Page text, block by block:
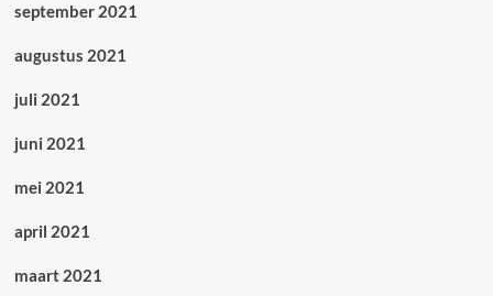
september 2021
augustus 2021
juli 2021
juni 2021
mei 2021
april 2021
maart 2021